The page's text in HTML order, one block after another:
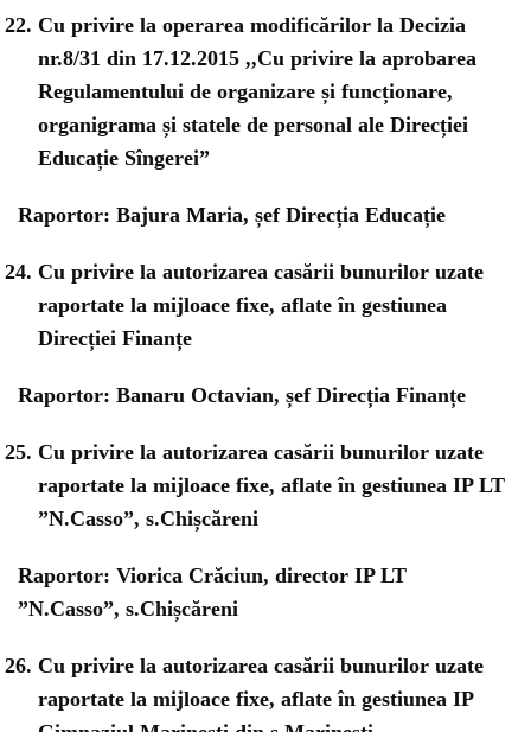
Cu privire la operarea modificărilor la Decizia
nr.8/31 din 17.12.2015 ,,Cu privire la aprobarea
Regulamentului de organizare și funcționare,
organigrama și statele de personal ale Direcției
Educație Sîngerei”
Raportor: Bajura Maria, șef Direcția Educație
Cu privire la autorizarea casării bunurilor uzate
raportate la mijloace fixe, aflate în gestiunea
Direcției Finanțe
Raportor: Banaru Octavian, șef Direcția Finanțe
Cu privire la autorizarea casării bunurilor uzate
raportate la mijloace fixe, aflate în gestiunea IP LT
”N.Casso”, s.Chișcăreni
Raportor: Viorica Crăciun, director IP LT
”N.Casso”, s.Chișcăreni
Cu privire la autorizarea casării bunurilor uzate
raportate la mijloace fixe, aflate în gestiunea IP